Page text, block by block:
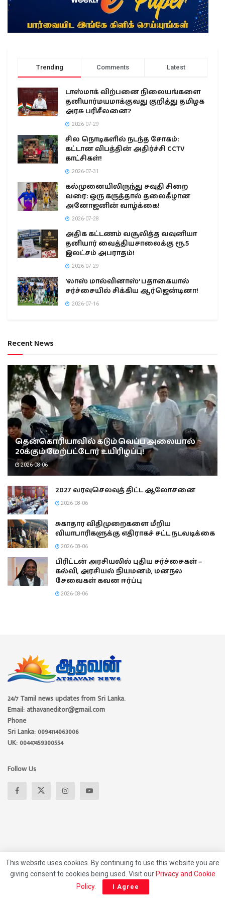
Trending Comments Latest
டாஸ்மாக் விற்பனை நிலையங்களை
தனியார்மயமாக்குவது குறித்து தமிழக
அரசு பரிசீலனை?
2026-07-29
சில நொடிகளில் நடந்த சோகம்:
கட்டான விபத்தின் அதிர்ச்சி CCTV
காட்சிகள்!
2026-07-31
கல்முனையிலிருந்து சவுதி சிறை
வரை: ஒரு கருத்தால் தலைகீழான
அனோஜனின் வாழ்க்கை!
2026-07-28
அதிக கட்டணம் வசூலித்த வவுனியா
தனியார் வைத்தியசாலைக்கு ரூ.5
இலட்சம் அபராதம்!
2026-07-29
‘லாஸ் மால்வினாஸ்’ பதாகையால்
சர்ச்சையில் சிக்கிய ஆர்ஜென்டினா!
2026-07-16
Recent News
தென்கொரியாவில் கடும் வெப்ப அலையால்
20க்கும் மேற்பட்டோர் உயிரிழப்பு!
2026-08-06
2027 வரவுசெலவுத் திட்ட ஆலோசனை
2026-08-06
சுகாதார விதிமுறைகளை மீறிய
வியாபாரிகளுக்கு எதிராகச் சட்ட நடவடிக்கை
2026-08-06
பிரிட்டன் அரசியலில் புதிய சர்ச்சைகள் –
கல்வி, அரசியல் நியமனம், மனநல
சேவைகள் கவன ஈர்ப்பு
2026-08-06
24/7 Tamil news updates from Sri Lanka.
Email: athavaneditor@gmail.com
Phone
Sri Lanka: 0094114063006
UK: 00447459300554
Follow Us
About Privacy Policy Contact Us
This website uses cookies. By continuing to use this website you are
giving consent to cookies being used. Visit our Privacy and Cookie
Policy. I Agree